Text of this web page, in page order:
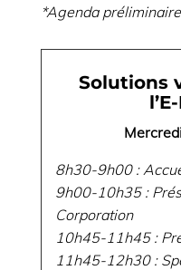
*Agenda préliminaire
Solutions
8h30-9h00 :
9h00-10h35 :
Corporation
10h45-11h45 :
11h45-12h30 :